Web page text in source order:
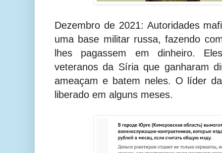
Dezembro de 2021: Autoridades
uma base militar russa, fazendo
lhes pagassem em dinheiro.
veteranos da Síria que ganharam
ameaçam e batem neles. O líder
liberado em alguns meses.